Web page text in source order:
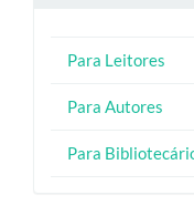
Para Leitores
Para Autores
Para